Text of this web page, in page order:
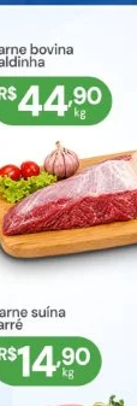
do V.
locais
da
entre